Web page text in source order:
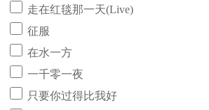
走在红毯那一天(Live)
征服
在水一方
一千零一夜
只要你过得比我好